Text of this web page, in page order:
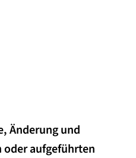
Änderung und
oder aufgeführten